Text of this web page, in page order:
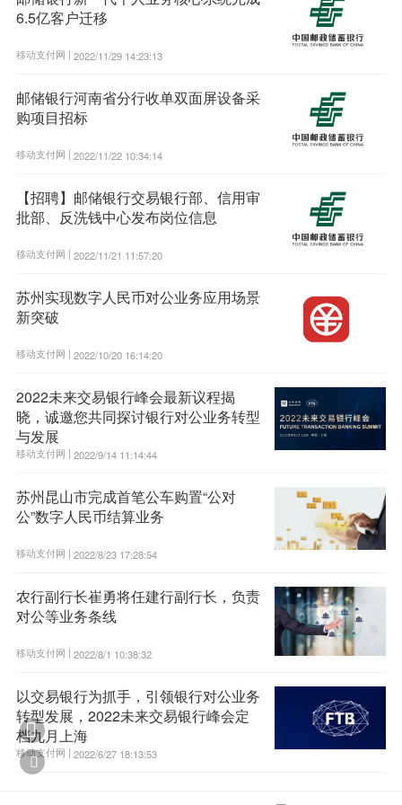
6.5亿客户迁移
移动支付网 | 2022/11/29 14:23:13
邮储银行河南省分行收单双面屏设备采
购项目招标
移动支付网 | 2022/11/22 10:34:14
【招聘】邮储银行交易银行部、信用审
批部、反洗钱中心发布岗位信息
移动支付网 | 2022/11/21 11:57:20
苏州实现数字人民币对公业务应用场景
新突破
移动支付网 | 2022/10/20 16:14:20
2022未来交易银行峰会最新议程揭
晓，诚邀您共同探讨银行对公业务转型
与发展
移动支付网 | 2022/9/14 11:14:44
苏州昆山市完成首笔公车购置“公对
公”数字人民币结算业务
移动支付网 | 2022/8/23 17:28:54
农行副行长崔勇将任建行副行长，负责
对公等业务条线
移动支付网 | 2022/8/1 10:38:32
以交易银行为抓手，引领银行对公业务
转型发展，2022未来交易银行峰会定
档九月上海
移动支付网 | 2022/6/27 18:13:53

